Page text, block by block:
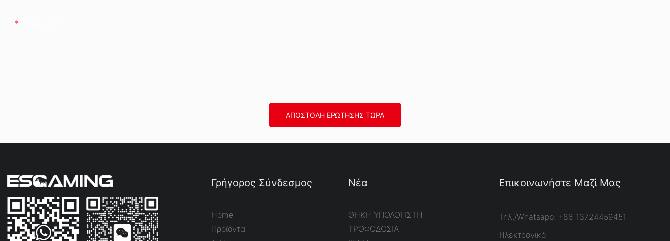
ΑΠΟΣΤΟΛΉ ΕΡΏΤΗΣΗΣ ΤΏΡΑ
Γρήγορος Σύνδεσμος
Home
Προϊόντα
Νέα
ΘΗΚΗ ΥΠΟΛΟΓΙΣΤΗ
ΤΡΟΦΟΔΟΣΙΑ
Επικοινωνήστε Μαζί Μας
Τηλ./Whatsapp: +86 13724459451
Ηλεκτρονικό